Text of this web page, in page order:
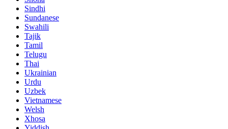
Sindhi
Sundanese
Swahili
Tajik
Tamil
Telugu
Thai
Ukrainian
Urdu
Uzbek
Vietnamese
Welsh
Xhosa